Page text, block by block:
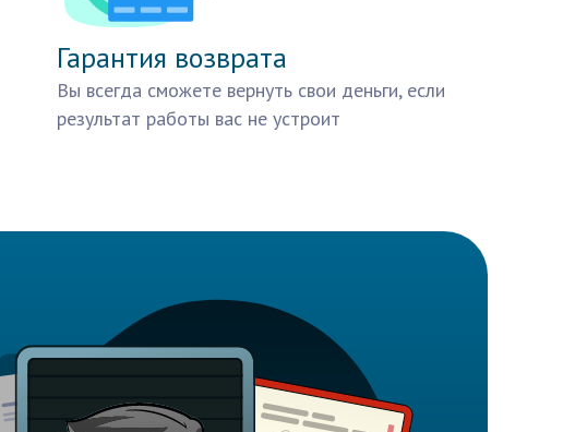
Гарантия возврата
Вы всегда сможете вернуть свои деньги, если
результат работы вас не устроит